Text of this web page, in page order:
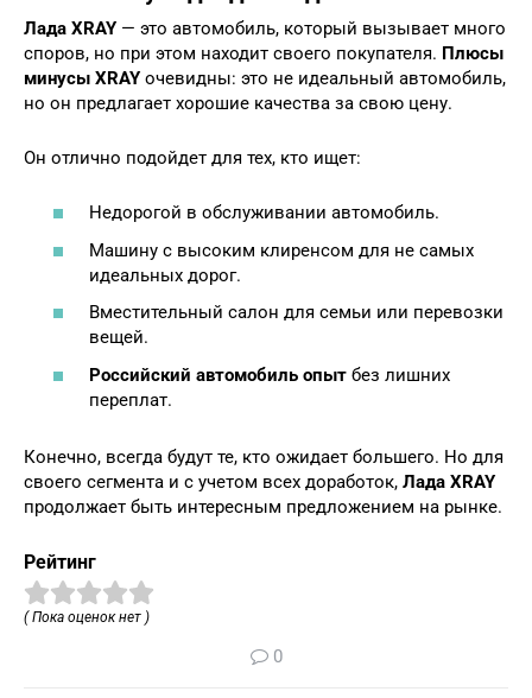
Лада XRAY — это автомобиль, который вызывает много
споров, но при этом находит своего покупателя. Плюсы
минусы XRAY очевидны: это не идеальный автомобиль,
но он предлагает хорошие качества за свою цену.
Он отлично подойдет для тех, кто ищет:
Недорогой в обслуживании автомобиль.
Машину с высоким клиренсом для не самых
идеальных дорог.
Вместительный салон для семьи или перевозки
вещей.
Российский автомобиль опыт без лишних
переплат.
Конечно, всегда будут те, кто ожидает большего. Но для
своего сегмента и с учетом всех доработок, Лада XRAY
продолжает быть интересным предложением на рынке.
Рейтинг
( Пока оценок нет )
0